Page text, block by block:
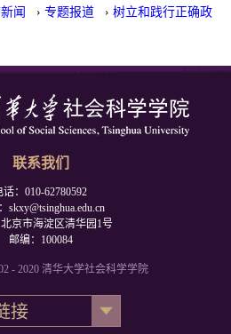
闻 › 专题报道 › 树立和践行正确政
联系我们
话：010-62780592
skxy@tsinghua.edu.cn
京市海淀区清华园1号
邮编：100084
- 2020 清华大学社会科学学院